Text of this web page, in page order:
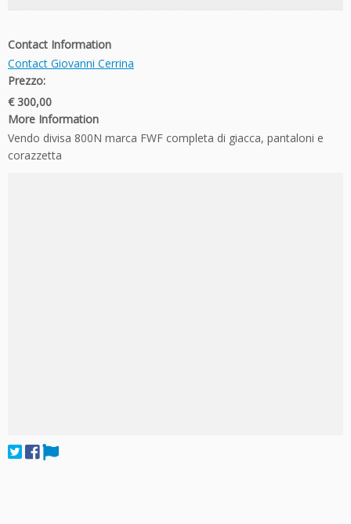
Contact Information
Contact Giovanni Cerrina
Prezzo:
€ 300,00
More Information
Vendo divisa 800N marca FWF completa di giacca, pantaloni e
corazzetta